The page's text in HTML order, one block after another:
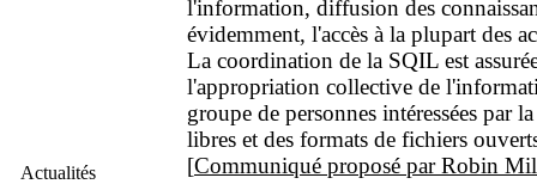
Actualités
l'information, diffusion des
évidemment, l'accès à la plupart des
La coordination de la SQIL est
l'appropriation collective de
groupe de personnes intéressées par
libres et des formats de fichiers
[Communiqué proposé par Robin